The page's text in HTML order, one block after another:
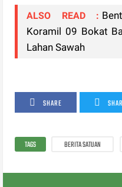
ALSO READ :
Koramil 09 Bokat
Lahan Sawah
SHARE
TAGS BERITA SATUAN